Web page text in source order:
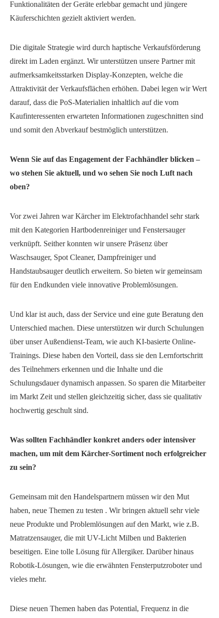
Funktionalitäten der Geräte erlebbar gemacht und jüngere
Käuferschichten gezielt aktiviert werden.
Die digitale Strategie wird durch haptische Verkaufsförderung
direkt im Laden ergänzt. Wir unterstützen unsere Partner mit
aufmerksamkeitsstarken Display-Konzepten, welche die
Attraktivität der Verkaufsflächen erhöhen. Dabei legen wir Wert
darauf, dass die PoS-Materialien inhaltlich auf die vom
Kaufinteressenten erwarteten Informationen zugeschnitten sind
und somit den Abverkauf bestmöglich unterstützen.
Wenn Sie auf das Engagement der Fachhändler blicken –
wo stehen Sie aktuell, und wo sehen Sie noch Luft nach
oben?
Vor zwei Jahren war Kärcher im Elektrofachhandel sehr stark
mit den Kategorien Hartbodenreiniger und Fenstersauger
verknüpft. Seither konnten wir unsere Präsenz über
Waschsauger, Spot Cleaner, Dampfreiniger und
Handstaubsauger deutlich erweitern. So bieten wir gemeinsam
für den Endkunden viele innovative Problemlösungen.
Und klar ist auch, dass der Service und eine gute Beratung den
Unterschied machen. Diese unterstützen wir durch Schulungen
über unser Außendienst-Team, wie auch KI-basierte Online-
Trainings. Diese haben den Vorteil, dass sie den Lernfortschritt
des Teilnehmers erkennen und die Inhalte und die
Schulungsdauer dynamisch anpassen. So sparen die Mitarbeiter
im Markt Zeit und stellen gleichzeitig sicher, dass sie qualitativ
hochwertig geschult sind.
Was sollten Fachhändler konkret anders oder intensiver
machen, um mit dem Kärcher-Sortiment noch erfolgreicher
zu sein?
Gemeinsam mit den Handelspartnern müssen wir den Mut
haben, neue Themen zu testen . Wir bringen aktuell sehr viele
neue Produkte und Problemlösungen auf den Markt, wie z.B.
Matratzensauger, die mit UV-Licht Milben und Bakterien
beseitigen. Eine tolle Lösung für Allergiker. Darüber hinaus
Robotik-Lösungen, wie die erwähnten Fensterputzroboter und
vieles mehr.
Diese neuen Themen haben das Potential, Frequenz in die